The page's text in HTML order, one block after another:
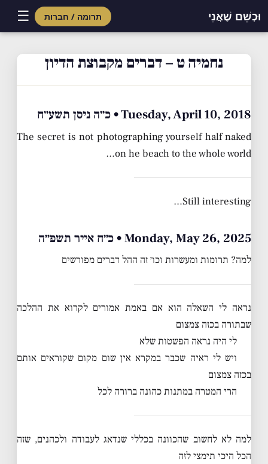
וּכְשֵׁם שֶׁאֲנִי תרומה / חברות ☰
נחמיה ט – דברים מקבוצת הדיון
Tuesday, April 10, 2018 • כ״ה ניסן תשע״ח
The secret is not photographing yourself half naked
on he beach to the whole world…
Still interesting…
Monday, May 26, 2025 • כ״ח אייר תשפ״ה
למה? תרומות ומעשרות וכו׳ זה ההל דברים מפורשים
נראה לי השאלה הוא אם באמת אמורים לקרוא את ההלכה
שבתורה בכזה צמצום
לי היה נראה הפשטות שלא
ויש לי ראיה שכבר במקרא אין שום מקום שקוראים אותם
בכזה צמצום
הרי המטרה במתנות כהונה ברורה לכל
למה לא לחשוב שהכוונה בכללי שנדאג לעבודה ולכהנים, שזה
הכל היכי תימצי לזה